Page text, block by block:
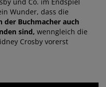
Wunder, dass die
der Buchmacher auch
sind, wenngleich die
Crosby vorerst